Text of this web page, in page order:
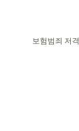
보험범죄 저